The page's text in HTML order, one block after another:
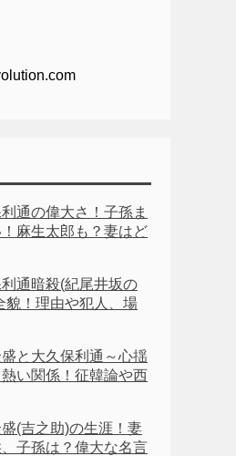
通の偉大さ！子孫ま
麻生太郎も？妻はど
通暗殺(紀尾井坂の
貌！理由や犯人、場
と大久保利通～心揺
い関係！征韓論や西
(吉之助)の生涯！妻
子孫は？偉大な名言